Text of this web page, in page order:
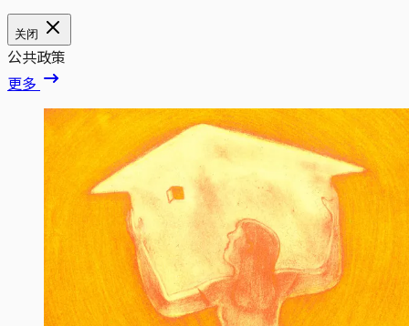
关闭
公共政策
更多